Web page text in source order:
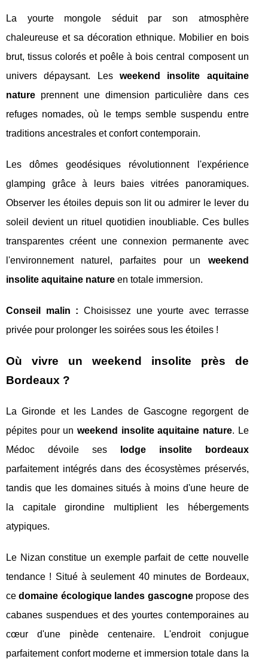
La yourte mongole séduit par son atmosphère
chaleureuse et sa décoration ethnique. Mobilier en bois
brut, tissus colorés et poêle à bois central composent un
univers dépaysant. Les weekend insolite aquitaine
nature prennent une dimension particulière dans ces
refuges nomades, où le temps semble suspendu entre
traditions ancestrales et confort contemporain.
Les dômes geodésiques révolutionnent l'expérience
glamping grâce à leurs baies vitrées panoramiques.
Observer les étoiles depuis son lit ou admirer le lever du
soleil devient un rituel quotidien inoubliable. Ces bulles
transparentes créent une connexion permanente avec
l'environnement naturel, parfaites pour un weekend
insolite aquitaine nature en totale immersion.
Conseil malin : Choisissez une yourte avec terrasse
privée pour prolonger les soirées sous les étoiles !
Où vivre un weekend insolite près de
Bordeaux ?
La Gironde et les Landes de Gascogne regorgent de
pépites pour un weekend insolite aquitaine nature. Le
Médoc dévoile ses
lodge insolite bordeaux
parfaitement intégrés dans des écosystèmes préservés,
tandis que les domaines situés à moins d'une heure de
la capitale girondine multiplient les hébergements
atypiques.
Le Nizan constitue un exemple parfait de cette nouvelle
tendance ! Situé à seulement 40 minutes de Bordeaux,
cedomaine écologique landes gascognepropose des
cabanes suspendues et des yourtes contemporaines au
cœur d'une pinède centenaire. L'endroit conjugue
parfaitement confort moderne et immersion totale dans la